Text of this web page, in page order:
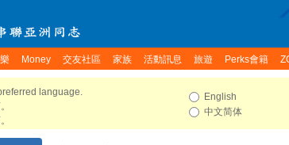
Money 交友社區 家族 活動訊息 旅遊 Perks會籍
language.
English
中文简体